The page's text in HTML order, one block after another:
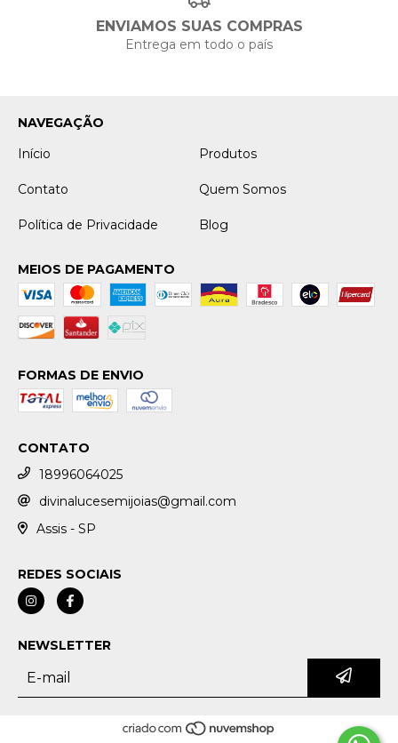
ENVIAMOS SUAS COMPRAS
Entrega em todo o país
NAVEGAÇÃO
Início
Produtos
Contato Quem Somos
Política de Privacidade Blog
MEIOS DE PAGAMENTO
FORMAS DE ENVIO
CONTATO
18996064025
divinalucesemijoias@gmail.com
Assis - SP
REDES SOCIAIS
NEWSLETTER